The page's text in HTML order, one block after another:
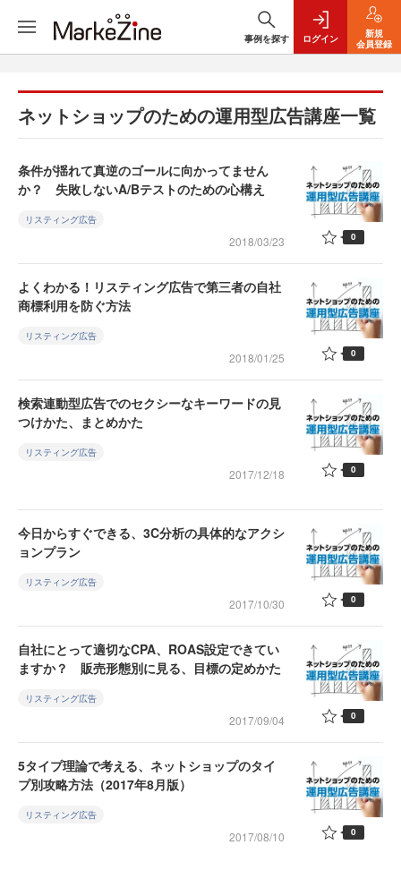
事例を探す ログイン
新規
会員登録
ネットショップのための運用型広告講座一覧
条件が揺れて真逆のゴールに向かってません
か？ 失敗しないA/Bテストのための心構え
リスティング広告
2018/03/23 0
よくわかる！リスティング広告で第三者の自社
商標利用を防ぐ方法
リスティング広告
2018/01/25 0
検索連動型広告でのセクシーなキーワードの見
つけかた、まとめかた
リスティング広告
2017/12/18 0
今日からすぐできる、3C分析の具体的なアクシ
ョンプラン
リスティング広告
2017/10/30 0
自社にとって適切なCPA、ROAS設定できてい
ますか？ 販売形態別に見る、目標の定めかた
リスティング広告
2017/09/04 0
5タイプ理論で考える、ネットショップのタイ
プ別攻略方法（2017年8月版）
リスティング広告
2017/08/10 0